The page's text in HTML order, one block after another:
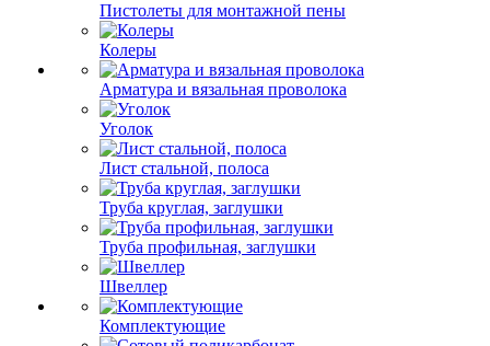
Пистолеты для монтажной пены
Колеры
Арматура и вязальная проволока
Уголок
Лист стальной, полоса
Труба круглая, заглушки
Труба профильная, заглушки
Швеллер
Комплектующие